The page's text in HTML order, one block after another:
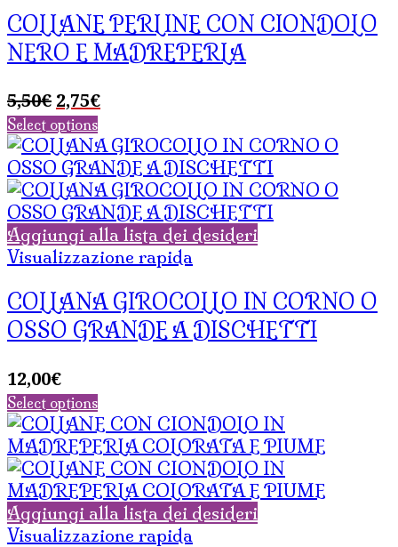
COLLANE PERLINE CON CIONDOLO
NERO E MADREPERLA
5,50€ Il
prezzo
originale
era:
5,50€.
2,75€Il
attuale
è:
2,75€.
Select options
Aggiungi alla lista dei desideri
Visualizzazione rapida
COLLANA GIROCOLLO IN CORNO O
OSSO GRANDE A DISCHETTI
12,00€
Select options
Aggiungi alla lista dei desideri
Visualizzazione rapida